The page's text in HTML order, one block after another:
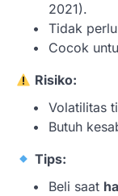
2021).
Tidak
Cocok
Risiko:
Volatilitas
Butuh
Tips:
Beli saat